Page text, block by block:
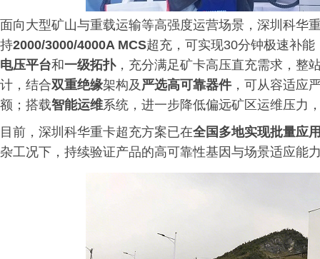
面向大型矿山与重载运输等高强度运营场景，深圳科华
持2000/3000/4000A MCS超充，可实现30分钟极速补
电压平台和一级拓扑，充分满足矿卡高压直充需求，整
计，结合双重绝缘架构及 严选高可靠器件，可从容适应
额；搭载智能运维系统，进一步降低偏远矿区运维压力
目前，深圳科华重卡超充方案已在全国多地实现批量应
杂工况下，持续验证产品的高可靠性基因与场景适应能